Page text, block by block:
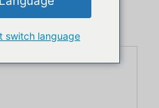
7 ... 14 "
switch language